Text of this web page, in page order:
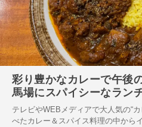
彩り豊かなカレーで午後
馬場にスパイシーなラン
テレビやWEBメディアで大人気の“
べたカレー＆スパイス料理の中から